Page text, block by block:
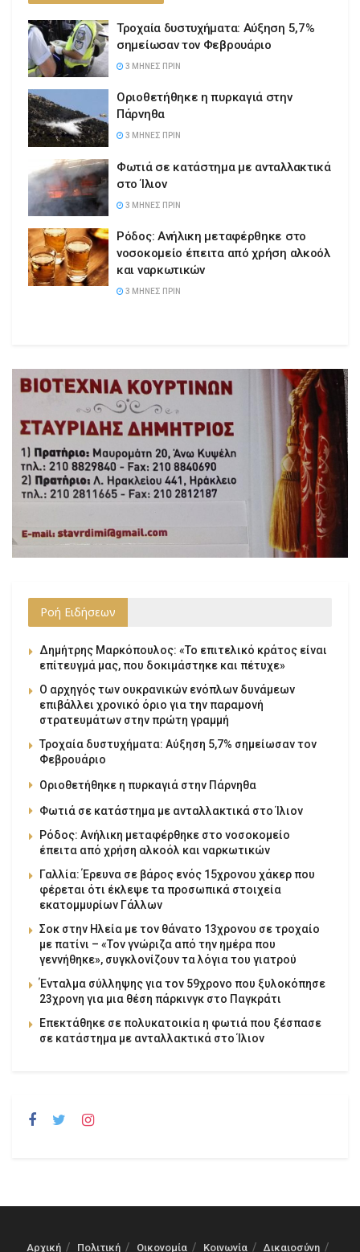
Τροχαία δυστυχήματα: Αύξηση 5,7%
σημείωσαν τον Φεβρουάριο
3 ΜΉΝΕΣ ΠΡΙΝ
Οριοθετήθηκε η πυρκαγιά στην
Πάρνηθα
3 ΜΉΝΕΣ ΠΡΙΝ
Φωτιά σε κατάστημα με ανταλλακτικά
στο Ίλιον
3 ΜΉΝΕΣ ΠΡΙΝ
Ρόδος: Ανήλικη μεταφέρθηκε στο
νοσοκομείο έπειτα από χρήση αλκοόλ
και ναρκωτικών
3 ΜΉΝΕΣ ΠΡΙΝ
Ροή Ειδήσεων
Δημήτρης Μαρκόπουλος: «Το επιτελικό κράτος είναι
επίτευγμά μας, που δοκιμάστηκε και πέτυχε»
Ο αρχηγός των ουκρανικών ενόπλων δυνάμεων
επιβάλλει χρονικό όριο για την παραμονή
στρατευμάτων στην πρώτη γραμμή
Τροχαία δυστυχήματα: Αύξηση 5,7% σημείωσαν τον
Φεβρουάριο
Οριοθετήθηκε η πυρκαγιά στην Πάρνηθα
Φωτιά σε κατάστημα με ανταλλακτικά στο Ίλιον
Ρόδος: Ανήλικη μεταφέρθηκε στο νοσοκομείο
έπειτα από χρήση αλκοόλ και ναρκωτικών
Γαλλία: Έρευνα σε βάρος ενός 15χρονου χάκερ που
φέρεται ότι έκλεψε τα προσωπικά στοιχεία
εκατομμυρίων Γάλλων
Σοκ στην Ηλεία με τον θάνατο 13χρονου σε τροχαίο
με πατίνι – «Τον γνώριζα από την ημέρα που
γεννήθηκε», συγκλονίζουν τα λόγια του γιατρού
Ένταλμα σύλληψης για τον 59χρονο που ξυλοκόπησε
23χρονη για μια θέση πάρκινγκ στο Παγκράτι
Επεκτάθηκε σε πολυκατοικία η φωτιά που ξέσπασε
σε κατάστημα με ανταλλακτικά στο Ίλιον
Αρχική Πολιτική Οικονομία Κοινωνία Δικαιοσύνη